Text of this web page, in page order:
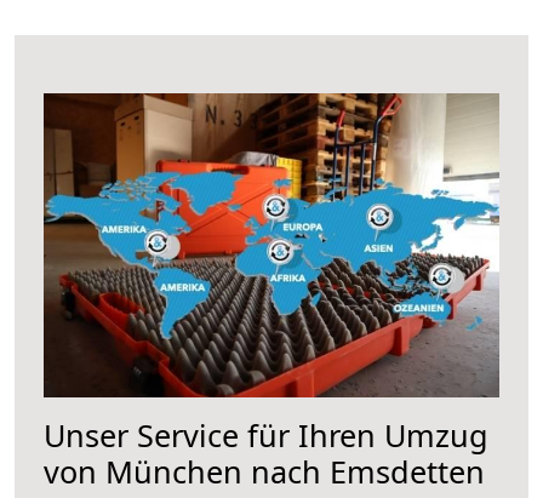
Unser Service für Ihren Umzug
von München nach Emsdetten